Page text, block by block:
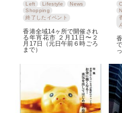
Left Lifestyle
News
Shopping
終了したイベント
香港全域14ヶ所で開催され
る年宵花市 ２月11日〜２
月17日（元日午前６時ごろ
まで）